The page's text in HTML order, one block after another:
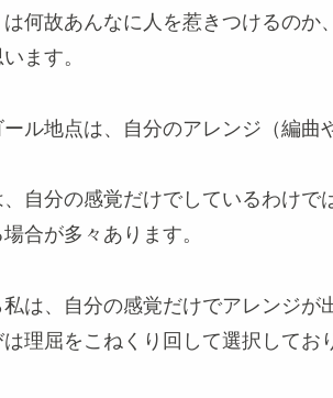
は何故あんなに人を惹きつけるの
ます。
ル地点は、自分のアレンジ（編曲
自分の感覚だけでしているわけ
合が多々あります。
は、自分の感覚だけでアレンジ
理屈をこねくり回して選択してお